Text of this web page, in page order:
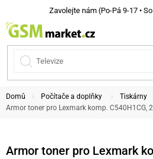
Zavolejte nám (Po-Pá 9-17 •
Domů Počítače a doplňky Tiskárny
Armor toner pro Lexmark komp. C540H1CG,
Armor toner pro Lexmark